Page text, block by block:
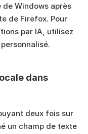
Windows après
de Firefox. Pour
par IA, utilisez
dans
deux fois sur
un champ de texte